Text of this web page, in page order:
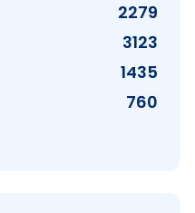
2279
3123
1435
760